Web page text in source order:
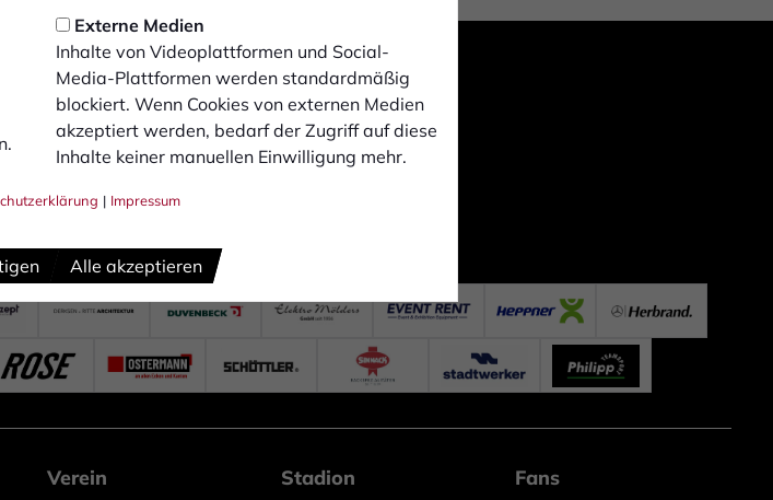
Externe Medien
Inhalte von Videoplattformen und Social-
Media-Plattformen werden standardmäßig
blockiert. Wenn Cookies von externen Medien
akzeptiert werden, bedarf der Zugriff auf diese
Inhalte keiner manuellen Einwilligung mehr.
| Impressum
Alle akzeptieren
Verein Stadion Fans